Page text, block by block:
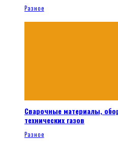
Разное
Сварочные материалы,
технических газов
Разное